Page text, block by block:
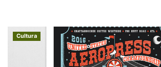
Cultura